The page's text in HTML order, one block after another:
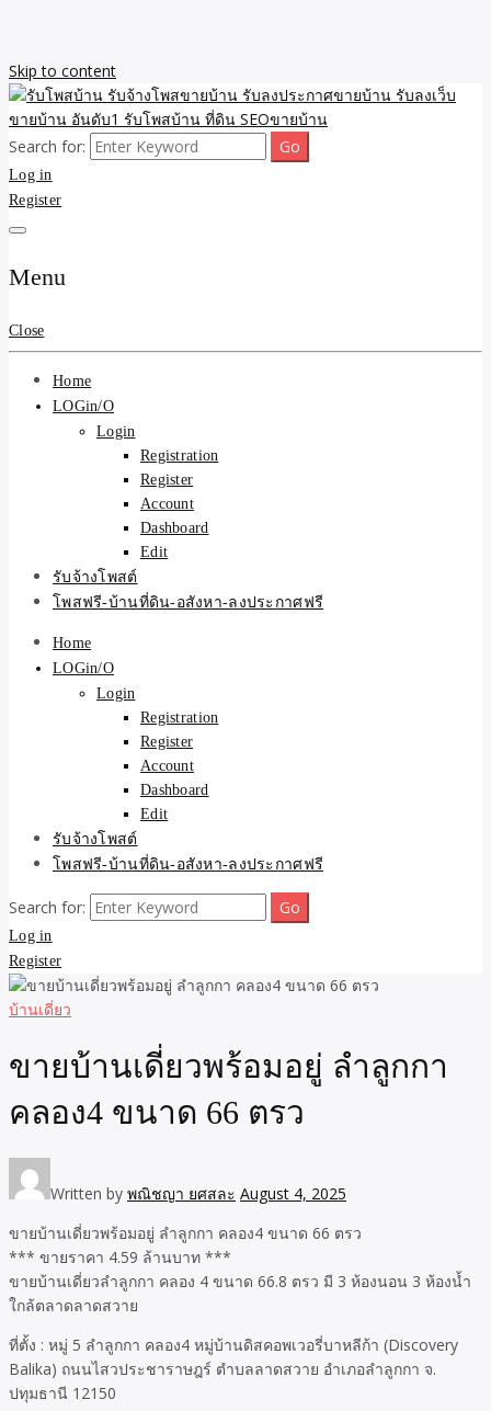
Skip to content
รับโพสบ้าน รับจ้างโพสขาย
บ้าน รับลงประกาศขายบ้าน
รับลงเว็บขายบ้าน อันดับ1
รับโพสบ้าน ที่ดิน SEOขาย
บ้าน
รับจ้างโพสขายบ้าน รับลงเว็บขายบ้าน รับโพสบ้าน รับลงประกาศขาย
บ้าน โพสบ้าน ขายที่ดิน SEO อสังหา ราคาถูก รับลงขายบ้าน
Search for:
Log in
Register
Menu
Close
Home
LOGin/O
Login
Registration
Register
Account
Dashboard
Edit
รับจ้างโพสต์
โพสฟรี-บ้านที่ดิน-อสังหา-ลงประกาศฟรี
Home
LOGin/O
Login
Registration
Register
Account
Dashboard
Edit
รับจ้างโพสต์
โพสฟรี-บ้านที่ดิน-อสังหา-ลงประกาศฟรี
Search for:
Log in
Register
บ้านเดี่ยว
ขายบ้านเดี่ยวพร้อมอยู่ ลำลูกกา
คลอง4 ขนาด 66 ตรว
Written by พณิชญา ยศสละ August 4, 2025
ขายบ้านเดี่ยวพร้อมอยู่ ลำลูกกา คลอง4 ขนาด 66 ตรว
*** ขายราคา 4.59 ล้านบาท ***
ขายบ้านเดี่ยวลำลูกกา คลอง 4 ขนาด 66.8 ตรว มี 3 ห้องนอน 3 ห้องน้ำ
ใกล้ตลาดลาดสวาย
ที่ตั้ง : หมู่ 5 ลำลูกกา คลอง4 หมู่บ้านดิสคอพเวอรี่บาหลีก้า (Discovery
Balika) ถนนไสวประชาราษฎร์ ตำบลลาดสวาย อำเภอลำลูกกา จ.
ปทุมธานี 12150